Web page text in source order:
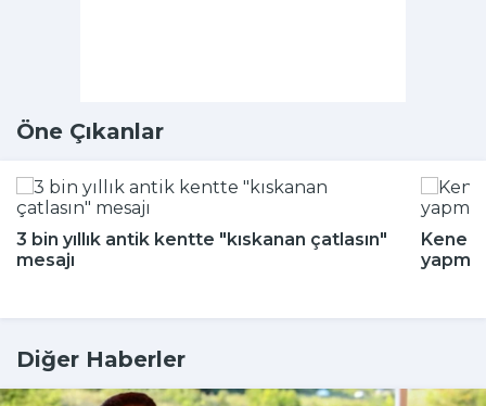
Öne Çıkanlar
3 bin yıllık antik kentte "kıskanan çatlasın"
mesajı
Kene
Diğer Haberler